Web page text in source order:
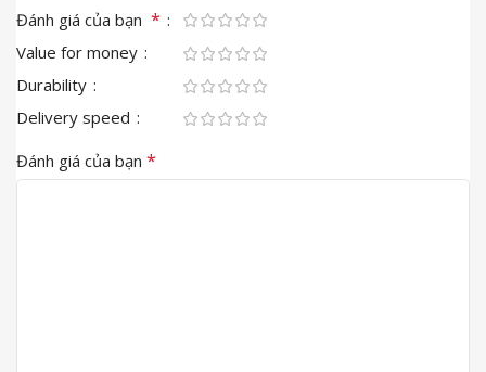
Đánh giá của bạn *
Value for money
Durability
Delivery speed
Đánh giá của bạn *